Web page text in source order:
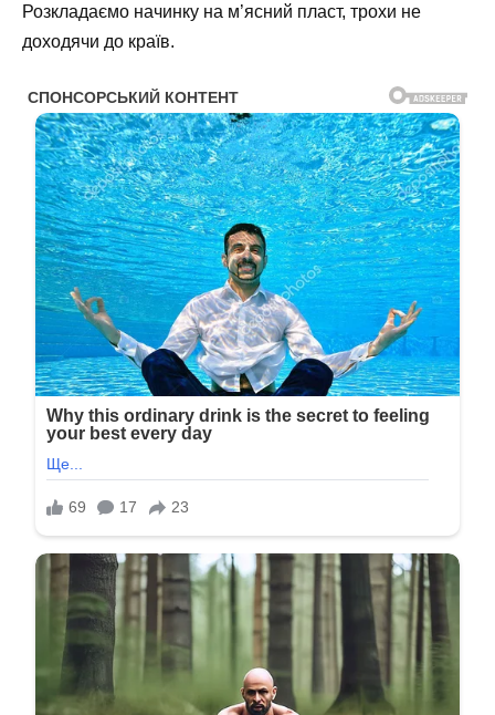
Розкладаємо начинку на м’ясний пласт, трохи не
доходячи до країв.